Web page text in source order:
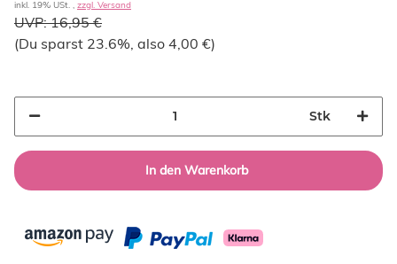
inkl. 19% USt. , zzgl. Versand
UVP:16,95 €
(Du sparst 23.6% , also 4,00 €)
Stk
In den Warenkorb